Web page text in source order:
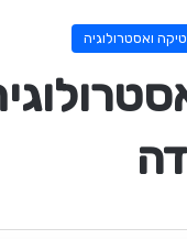
ואסטרולוגיה